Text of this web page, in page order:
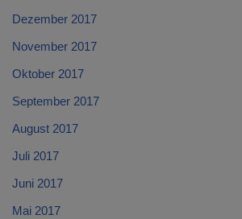
Dezember 2017
November 2017
Oktober 2017
September 2017
August 2017
Juli 2017
Juni 2017
Mai 2017